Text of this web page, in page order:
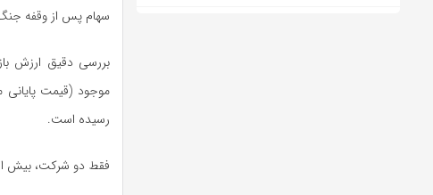
سهام پس از وقفه
رسیده است.
فقط دو شرکت، بیش از ۶۵ درصد کل ارزش بازار صنعت فلزات اساسی را در اختیار